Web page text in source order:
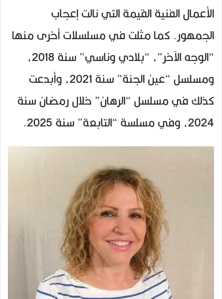
الأعمال الفنية القيمة التي نالت إعجاب
الجمهور. كما مثلت في مسلسلات أخرى منها
“الوجه الآخر”، “بلادي وناسي” سنة 2018،
ومسلسل “عين الجنة” سنة 2021، وأبدعت
كذلك في مسلسل “الرهان” خلال رمضان سنة
2024، وفي مسلسة “التابعة” سنة 2025.